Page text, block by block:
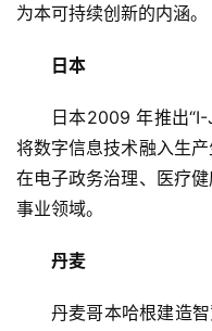
为本可持续创新的内涵。
日本
日本2009 年推出
将数字信息技术融入生
在电子政务治理、医疗
事业领域。
丹麦
丹麦哥本哈根建造